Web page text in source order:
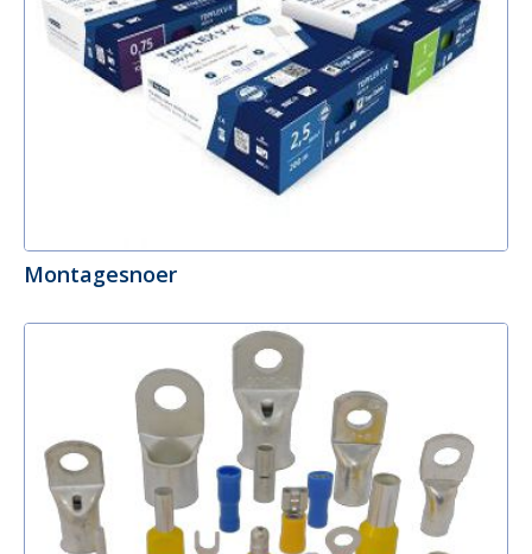
Montagesnoer